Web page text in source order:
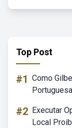
Top Post
#1 Como
#2 Executar
Local